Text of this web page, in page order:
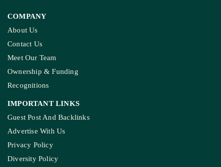
COMPANY
About Us
Contact Us
Meet Our Team
Ownership & Funding
Recognitions
IMPORTANT LINKS
Guest Post And Backlinks
Advertise With Us
Privacy Policy
Diversity Policy